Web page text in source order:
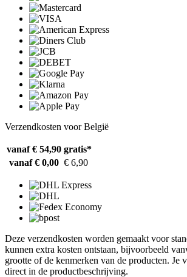
Verzendkosten voor België
vanaf € 54,90 gratis*
vanaf € 0,00 € 6,90
Deze verzendkosten worden gemaakt voor
kunnen extra kosten ontstaan, bijvoorbeeld
grootte of de kenmerken van de producten. Je
direct in de productbeschrijving.